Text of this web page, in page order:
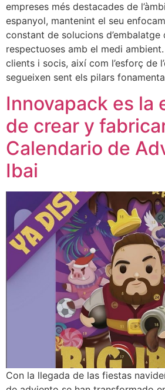
empreses més destacades de
espanyol, mantenint el seu
constant de solucions d’embalatge
respectuoses amb el medi
clients i socis, així com l’esforç de
segueixen sent els pilars
Innovapack es la
de crear y
Calendario de
Ibai
Con la llegada de las fiestas